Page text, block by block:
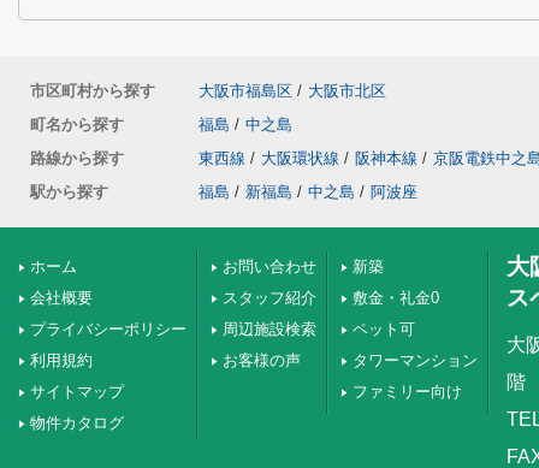
市区町村から探す 大阪市福島区 / 大阪市北区
町名から探す
福島 / 中之島
路線から探す
東西線 / 大阪環状線 / 阪神本線 / 京阪電鉄中之
駅から探す
福島 / 新福島 / 中之島 / 阿波座
ホーム
会社概要
プライバシーポリシー
利用規約
サイトマップ
物件カタログ
お問い合わせ
スタッフ紹介
周辺施設検索
お客様の声
新築
敷金・礼金0
ペット可
タワーマンション
ファミリー向け
大
ス
大
階